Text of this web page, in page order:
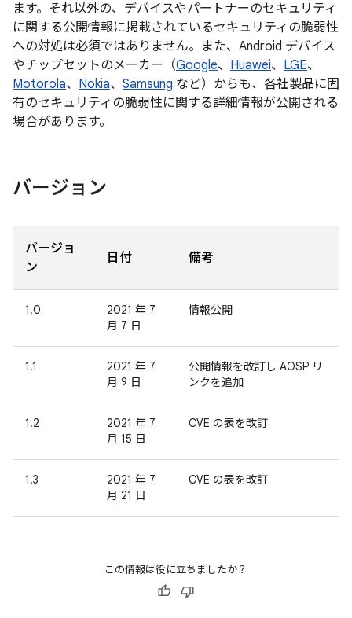
ます。それ以外の、デバイスやパートナーのセキュリティ
に関する公開情報に掲載されているセキュリティの脆弱性
への対処は必須ではありません。また、Android デバイス
やチップセットのメーカー（Google、 Huawei、 LGE、
Motorola、 Nokia、 Samsung など）からも、各社製品に固
有のセキュリティの脆弱性に関する詳細情報が公開される
場合があります。
バージョン
バージョ
ン
日付 備考
1.0
2021 年 7
月 7 日
情報公開
1.1
2021 年 7
月 9 日
公開情報を改訂し AOSP リ
ンクを追加
1.2
2021 年 7
月 15 日
CVE の表を改訂
1.3
2021 年 7
月 21 日
CVE の表を改訂
この情報は役に立ちましたか？